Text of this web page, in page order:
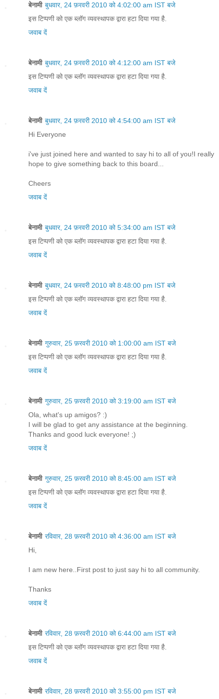
बेनामी बुधवार, 24 फ़रवरी 2010 को 4:02:00 am IST बजे
इस टिप्पणी को एक ब्लॉग व्यवस्थापक द्वारा हटा दिया गया है.
जवाब दें
बेनामी बुधवार, 24 फ़रवरी 2010 को 4:12:00 am IST बजे
इस टिप्पणी को एक ब्लॉग व्यवस्थापक द्वारा हटा दिया गया है.
जवाब दें
बेनामी बुधवार, 24 फ़रवरी 2010 को 4:54:00 am IST बजे
Hi Everyone
i've just joined here and wanted to say hi to all of you!I really
hope to give something back to this board...
Cheers
जवाब दें
बेनामी बुधवार, 24 फ़रवरी 2010 को 5:34:00 am IST बजे
इस टिप्पणी को एक ब्लॉग व्यवस्थापक द्वारा हटा दिया गया है.
जवाब दें
बेनामी बुधवार, 24 फ़रवरी 2010 को 8:48:00 pm IST बजे
इस टिप्पणी को एक ब्लॉग व्यवस्थापक द्वारा हटा दिया गया है.
जवाब दें
बेनामी गुरुवार, 25 फ़रवरी 2010 को 1:00:00 am IST बजे
इस टिप्पणी को एक ब्लॉग व्यवस्थापक द्वारा हटा दिया गया है.
जवाब दें
बेनामी गुरुवार, 25 फ़रवरी 2010 को 3:19:00 am IST बजे
Ola, what's up amigos? :)
I will be glad to get any assistance at the beginning.
Thanks and good luck everyone! ;)
जवाब दें
बेनामी गुरुवार, 25 फ़रवरी 2010 को 8:45:00 am IST बजे
इस टिप्पणी को एक ब्लॉग व्यवस्थापक द्वारा हटा दिया गया है.
जवाब दें
बेनामी रविवार, 28 फ़रवरी 2010 को 4:36:00 am IST बजे
Hi,
I am new here..First post to just say hi to all community.
Thanks
जवाब दें
बेनामी रविवार, 28 फ़रवरी 2010 को 6:44:00 am IST बजे
इस टिप्पणी को एक ब्लॉग व्यवस्थापक द्वारा हटा दिया गया है.
जवाब दें
बेनामी रविवार, 28 फ़रवरी 2010 को 3:55:00 pm IST बजे